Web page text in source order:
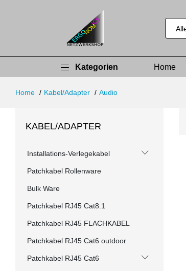
Kategorien Home
Home Kabel/Adapter Audio
KABEL/ADAPTER
Installations-Verlegekabel
Patchkabel Rollenware
Bulk Ware
Patchkabel RJ45 Cat8.1
Patchkabel RJ45 FLACHKABEL
Patchkabel RJ45 Cat6 outdoor
Patchkabel RJ45 Cat6